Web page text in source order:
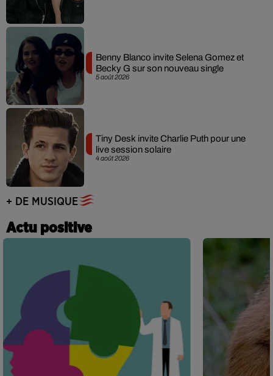
5 août 2026
Benny Blanco invite Selena Gomez et
Becky G sur son nouveau single
4 août 2026
Tiny Desk invite Charlie Puth pour une
live session solaire
+ DE MUSIQUE
Actu positive